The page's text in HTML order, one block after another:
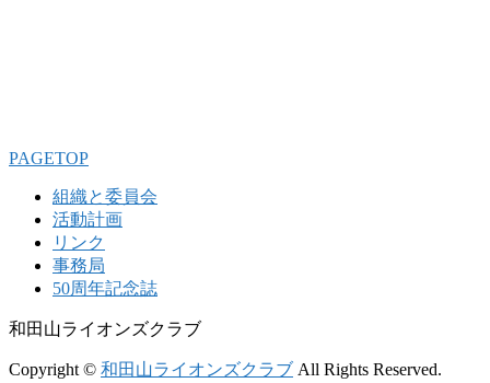
PAGETOP
組織と委員会
活動計画
リンク
事務局
50周年記念誌
和田山ライオンズクラブ
Copyright © 和田山ライオンズクラブ All Rights Reserved.